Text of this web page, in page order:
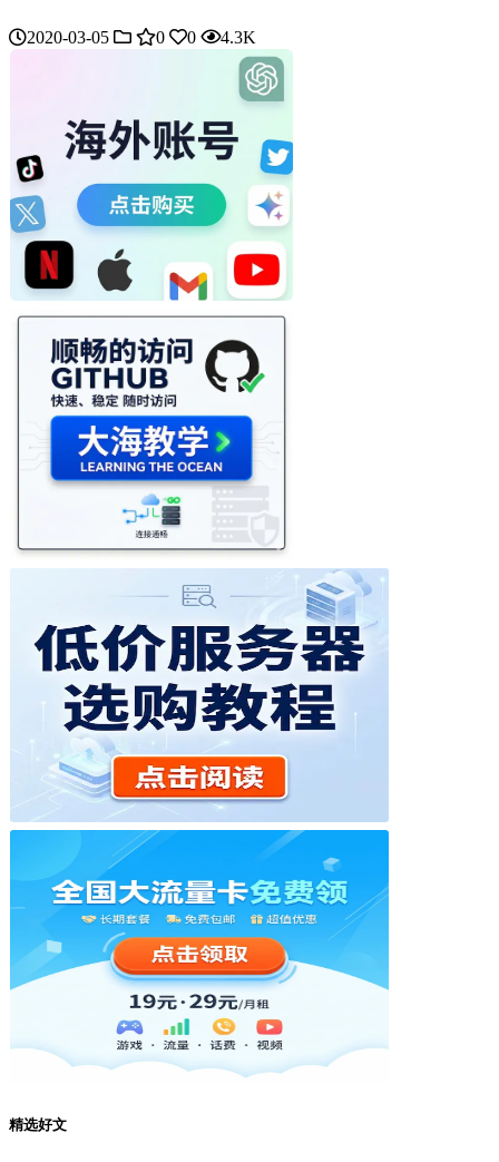
2020-03-05 0 0 4.3K
精选好文